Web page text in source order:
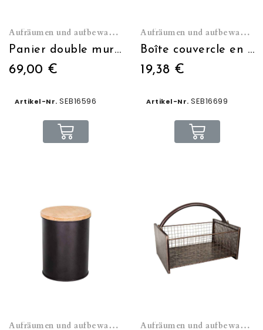
Aufräumen und aufbewahren
Panier double mural sur barre
69,00 €
Artikel-Nr. SEB16596
Aufräumen und aufbewahren
Boîte couvercle en verre 24*16*7
19,38 €
Artikel-Nr. SEB16699
Aufräumen und aufbewahren Aufräumen und aufbewahren